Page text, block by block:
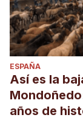
ESPAÑA
Así es la
años de